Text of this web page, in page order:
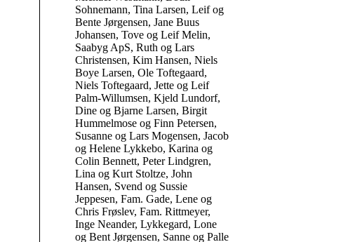
Sohnemann, Tina Larsen, Leif og
Bente Jørgensen, Jane Buus
Johansen, Tove og Leif Melin,
Saabyg ApS, Ruth og Lars
Christensen, Kim Hansen, Niels
Boye Larsen, Ole Toftegaard,
Niels Toftegaard, Jette og Leif
Palm-Willumsen, Kjeld Lundorf,
Dine og Bjarne Larsen, Birgit
Hummelmose og Finn Petersen,
Susanne og Lars Mogensen, Jacob
og Helene Lykkebo, Karina og
Colin Bennett, Peter Lindgren,
Lina og Kurt Stoltze, John
Hansen, Svend og Sussie
Jeppesen, Fam. Gade, Lene og
Chris Frøslev, Fam. Rittmeyer,
Inge Neander, Lykkegard, Lone
og Bent Jørgensen, Sanne og Palle